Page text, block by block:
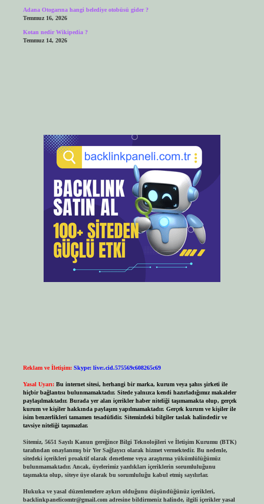
Adana Otogarına hangi belediye otobüsü gider ?
Temmuz 16, 2026
Kotan nedir Wikipedia ?
Temmuz 14, 2026
Reklam ve İletişim: Skype: live:.cid.575569c608265c69
Yasal Uyarı: Bu internet sitesi, herhangi bir marka, kurum veya şahıs şirketi ile
hiçbir bağlantısı bulunmamaktadır. Sitede yalnızca kendi hazırladığımız makaleler
paylaşılmaktadır. Burada yer alan içerikler haber niteliği taşımamakta olup, gerçek
kurum ve kişiler hakkında paylaşım yapılmamaktadır. Gerçek kurum ve kişiler ile
isim benzerlikleri tamamen tesadüfidir. Sitemizdeki bilgiler taslak halindedir ve
tavsiye niteliği taşımazlar.
Sitemiz, 5651 Sayılı Kanun gereğince Bilgi Teknolojileri ve İletişim Kurumu (BTK)
tarafından onaylanmış bir Yer Sağlayıcı olarak hizmet vermektedir. Bu nedenle,
sitedeki içerikleri proaktif olarak denetleme veya araştırma yükümlülüğümüz
bulunmamaktadır. Ancak, üyelerimiz yazdıkları içeriklerin sorumluluğunu
taşımakta olup, siteye üye olarak bu sorumluluğu kabul etmiş sayılırlar.
Hukuka ve yasal düzenlemelere aykırı olduğunu düşündüğünüz içerikleri,
backlinkpanelicomtr@gmail.comadresine bildirmeniz halinde, ilgili içerikler yasal